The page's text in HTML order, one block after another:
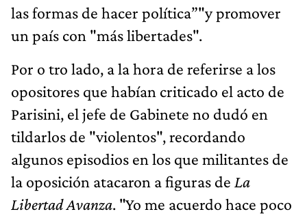
las formas de hacer política”"y promover
un país con "más libertades".
Por o tro lado, a la hora de referirse a los
opositores que habían criticado el acto de
Parisini, el jefe de Gabinete no dudó en
tildarlos de "violentos", recordando
algunos episodios en los que militantes de
la oposición atacaron a figuras de La
Libertad Avanza. "Yo me acuerdo hace poco